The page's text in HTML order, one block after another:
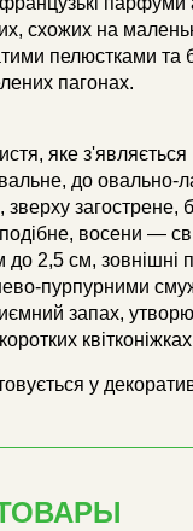
схожих на
пелюстками
пагонах.
яке з'являється
до овально-
загострене,
восени —
до 2,5 см, зовнішні
пурпурними
запах,
у